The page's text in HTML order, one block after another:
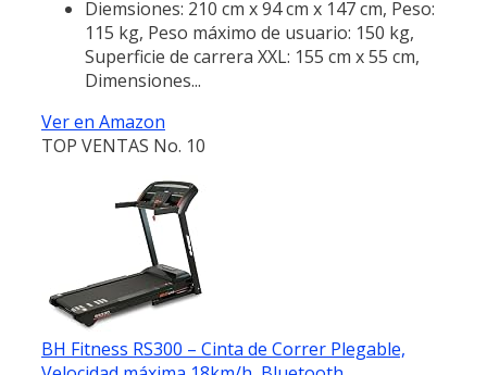
Diemsiones: 210 cm x 94 cm x 147 cm, Peso:
115 kg, Peso máximo de usuario: 150 kg,
Superficie de carrera XXL: 155 cm x 55 cm,
Dimensiones...
Ver en Amazon
TOP VENTAS No. 10
BH Fitness RS300 – Cinta de Correr Plegable,